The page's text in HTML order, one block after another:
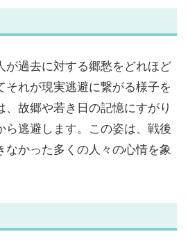
が過去に対する郷愁をどれほど
それが現実逃避に繋がる様子を
、故郷や若き日の記憶にすがり
ら逃避します。この姿は、戦後
なかった多くの人々の心情を象